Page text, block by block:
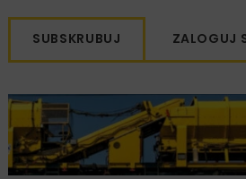
SUBSKRUBUJ ZALOGUJ